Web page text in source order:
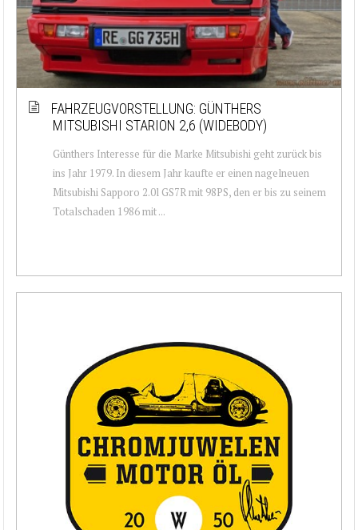
FAHRZEUGVORSTELLUNG: GÜNTHERS
MITSUBISHI STARION 2,6 (WIDEBODY)
Günthers Interesse für die Marke Mitsubishi geht zurück bis
ins Jahr 1979. In diesem Jahr kaufte er einen nagelneuen
Mitsubishi Sapporo 2.0l GS7R mit 98PS, den er bis zu seinem
Totalschaden 1986 mit ...